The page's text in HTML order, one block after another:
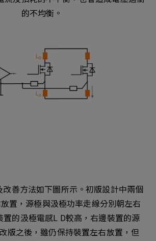
的不均衡。
改善方法如下圖所示。初版設計中兩個
置，源極與汲極功率走線分別朝左右
置的汲極電感L D較高，右邊裝置的源
版之後，雖仍保持裝置左右放置，但